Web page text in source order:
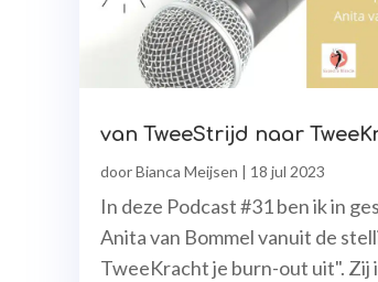
van TweeStrijd naar
doorBianca Meijsen | 18 jul 2023
In deze Podcast #31 ben ik in
Anita van Bommel vanuit de
TweeKracht je burn-out uit". Zij